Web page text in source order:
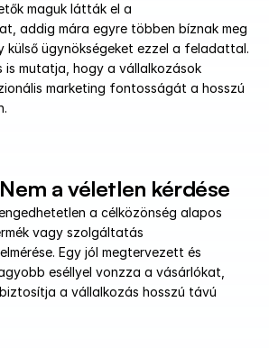
maguk látták el a
addig mára egyre többen bíznak meg
külső ügynökségeket ezzel a feladattal.
is mutatja, hogy a vállalkozások
marketing fontosságát a hosszú
a véletlen kérdése
a célközönség alapos
vagy szolgáltatás
Egy jól megtervezett és
eséllyel vonzza a vásárlókat,
a vállalkozás hosszú távú